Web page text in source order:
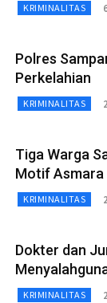
KRIMINALITAS
Polres
Perkelahian
KRIMINALITAS
Tiga Warga
Motif Asmara
KRIMINALITAS
Dokter dan
KRIMINALITAS